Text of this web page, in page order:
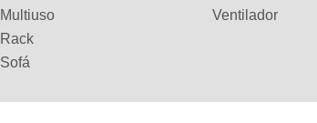
Multiuso
Rack
Sofá
Ventilador